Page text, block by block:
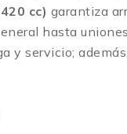
cc) garantiza
hasta
y servicio;